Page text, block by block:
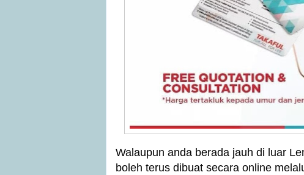
Walaupun anda berada jauh di luar
boleh terus dibuat secara online